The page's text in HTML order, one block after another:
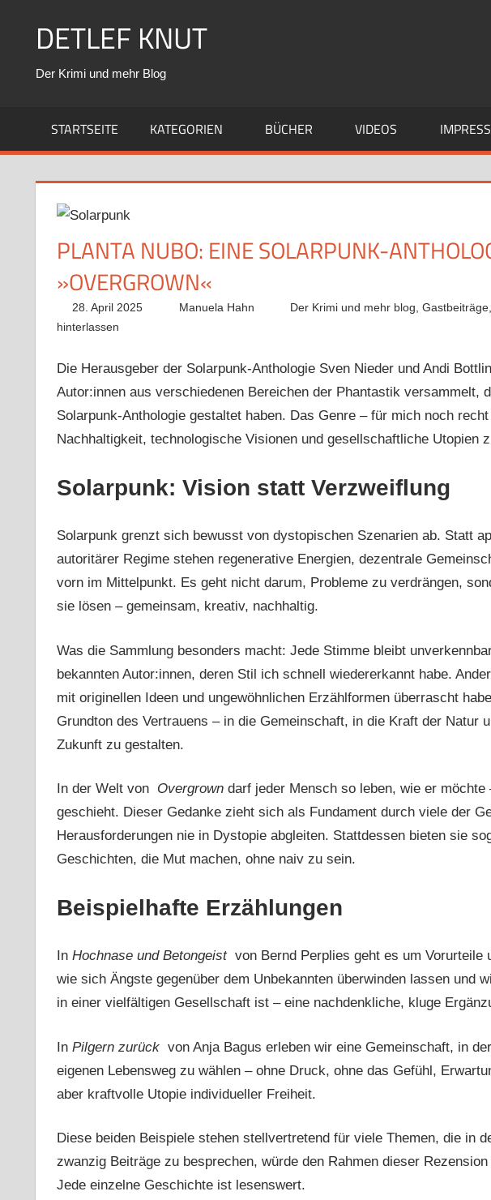
DETLEF KNUT
Der Krimi und mehr Blog
STARTSEITE KATEGORIEN BÜCHER VIDEOS
PLANTA NUBO: EINE SOLARPUNK-
»OVERGROWN«
28. April 2025 Manuela Hahn Der Krimi und mehr blog ,Gastbeiträge
hinterlassen
Die Herausgeber der Solarpunk-Anthologie Sven Nieder und Andi
Autor:innen aus verschiedenen Bereichen der Phantastik versammelt,
Solarpunk-Anthologie gestaltet haben. Das Genre – für mich noch
Nachhaltigkeit, technologische Visionen und gesellschaftliche Utopien
Solarpunk: Vision statt Verzweiflung
Solarpunk grenzt sich bewusst von dystopischen Szenarien ab. Statt
autoritärer Regime stehen regenerative Energien, dezentrale
vorn im Mittelpunkt. Es geht nicht darum, Probleme zu verdrängen,
sie lösen – gemeinsam, kreativ, nachhaltig.
Was die Sammlung besonders macht: Jede Stimme bleibt
bekannten Autor:innen, deren Stil ich schnell wiedererkannt habe.
mit originellen Ideen und ungewöhnlichen Erzählformen überrascht
Grundton des Vertrauens – in die Gemeinschaft, in die Kraft der Natur
Zukunft zu gestalten.
In der Welt von Overgrowndarf jeder Mensch so leben, wie er möchte
geschieht. Dieser Gedanke zieht sich als Fundament durch viele der
Herausforderungen nie in Dystopie abgleiten. Stattdessen bieten sie
Geschichten, die Mut machen, ohne naiv zu sein.
Beispielhafte Erzählungen
In Hochnase und Betongeist von Bernd Perplies geht es um Vorurteile
wie sich Ängste gegenüber dem Unbekannten überwinden lassen und
in einer vielfältigen Gesellschaft ist – eine nachdenkliche, kluge
In Pilgern zurück von Anja Bagus erleben wir eine Gemeinschaft, in
eigenen Lebensweg zu wählen – ohne Druck, ohne das Gefühl,
aber kraftvolle Utopie individueller Freiheit.
Diese beiden Beispiele stehen stellvertretend für viele Themen, die in
zwanzig Beiträge zu besprechen, würde den Rahmen dieser
Jede einzelne Geschichte ist lesenswert.